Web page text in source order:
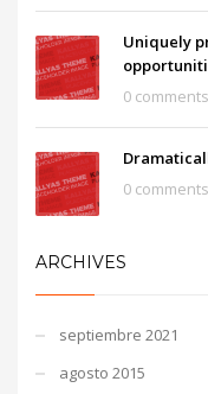
Uniquely
0 comments
0 comments
ARCHIVES
septiembre 2021
agosto 2015